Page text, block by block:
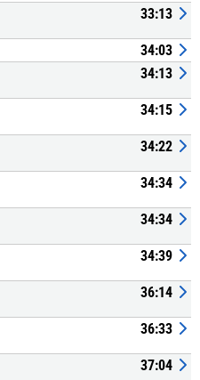
33:13
34:03
34:13
34:15
34:22
34:34
34:34
34:39
36:14
36:33
37:04